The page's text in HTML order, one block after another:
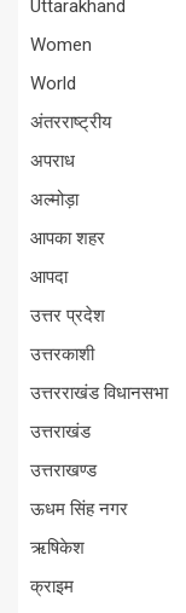
Uttarakhand
Women
World
अंतरराष्ट्रीय
अपराध
अल्मोड़ा
आपका शहर
आपदा
उत्तर प्रदेश
उत्तरकाशी
उत्तरराखंड विधानसभा
उत्तराखंड
उत्तराखण्ड
ऊधम सिंह नगर
ऋषिकेश
क्राइम